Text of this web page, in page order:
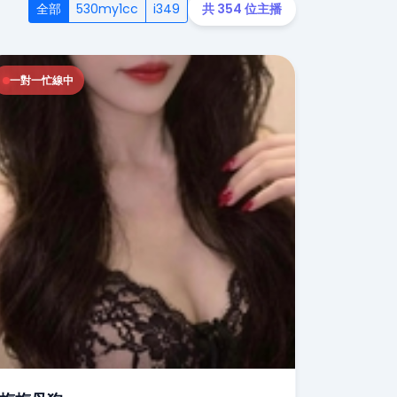
全部 530my1cc i349 共 354 位主播
一對一忙線中